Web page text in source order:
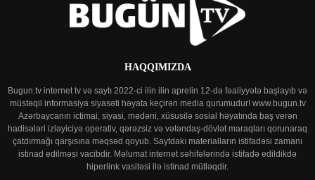
HAQQIMIZDA
Bugun.tv internet tv və saytı 2022-ci ilin ilin aprelin 12-də fəaliyyətə başlayıb və
müstəqil informasiya siyasəti həyata keçirən media qurumudur! www.bugun.tv
Azərbaycanın ictimai, siyasi, mədəni, xüsusilə sosial həyatında baş verən
hadisələri izləyiciyə operativ, qərəzsiz və vətəndaş-dövlət maraqları qorunaraq
çatdırmağı qarşısına məqsəd qoyub. Saytdakı materialların istifadəsi zamanı
istinad edilməsi vacibdir. Məlumat internet səhifələrində istifadə edildikdə
hiperlink vasitəsi ilə istinad mütləqdir.